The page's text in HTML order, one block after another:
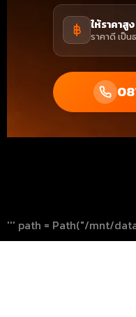
ให้ราคาสูง
ราคาดี เป็น
''' path = Path("/mnt/